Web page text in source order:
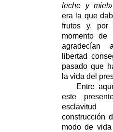
leche y miel»
era la que
frutos y, por
momento de
libertad
pasado que
la vida del
Entre
este
construcción
modo de